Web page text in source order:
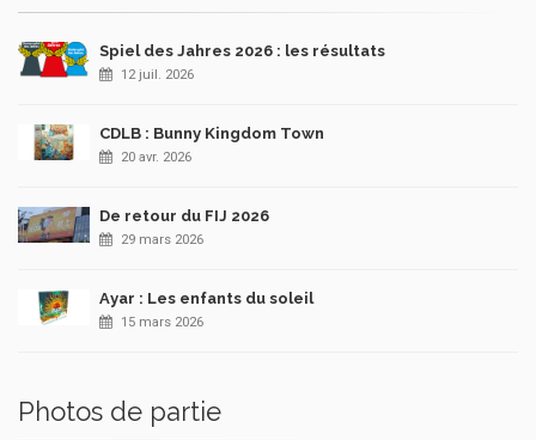
Spiel des Jahres 2026 : les résultats
12 juil. 2026
CDLB : Bunny Kingdom Town
20 avr. 2026
De retour du FIJ 2026
29 mars 2026
Ayar : Les enfants du soleil
15 mars 2026
Photos de partie